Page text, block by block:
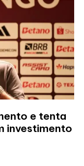
e tenta
investimento